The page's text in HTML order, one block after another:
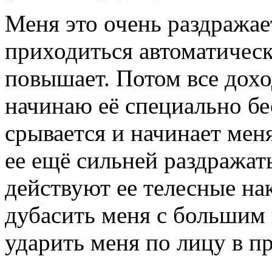
Меня это очень
приходиться
повышает. Потом все
начинаю её специально
срывается и начинает
ее ещё сильней
действуют ее телесные
дубасить меня с
ударить меня по лицу в